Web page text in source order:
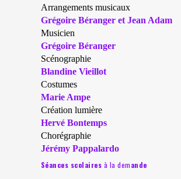
Arrangements musicaux
Grégoire Béranger et Jean Adam
Musicien
Grégoire Béranger
Scénographie
Blandine Vieillot
Costumes
Marie Ampe
Création lumière
Hervé Bontemps
Chorégraphie
Jérémy Pappalardo
Séances scolaires à la demande